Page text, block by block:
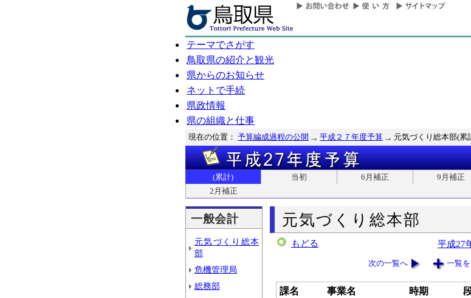
テーマでさがす
鳥取県の紹介と観光
県からのお知らせ
ネットで手続
県政情報
県の組織と仕事
現在の位置： 予算編成過程の公開 平成２７年度予算 元気づくり総本部(累
(累計) 当初 6月補正 9月補正
2月補正
一般会計
元気づくり総本
部
危機管理局
総務部
元気づくり総本部
もどる 平成27
次の一覧へ 一覧
課名 事業名 時期